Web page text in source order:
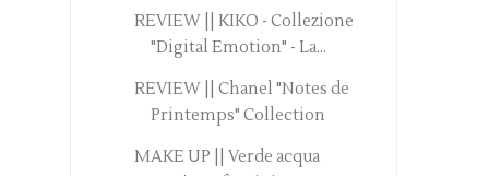
REVIEW || KIKO - Collezione
"Digital Emotion" - La...
REVIEW || Chanel "Notes de
Printemps" Collection
MAKE UP || Verde acqua